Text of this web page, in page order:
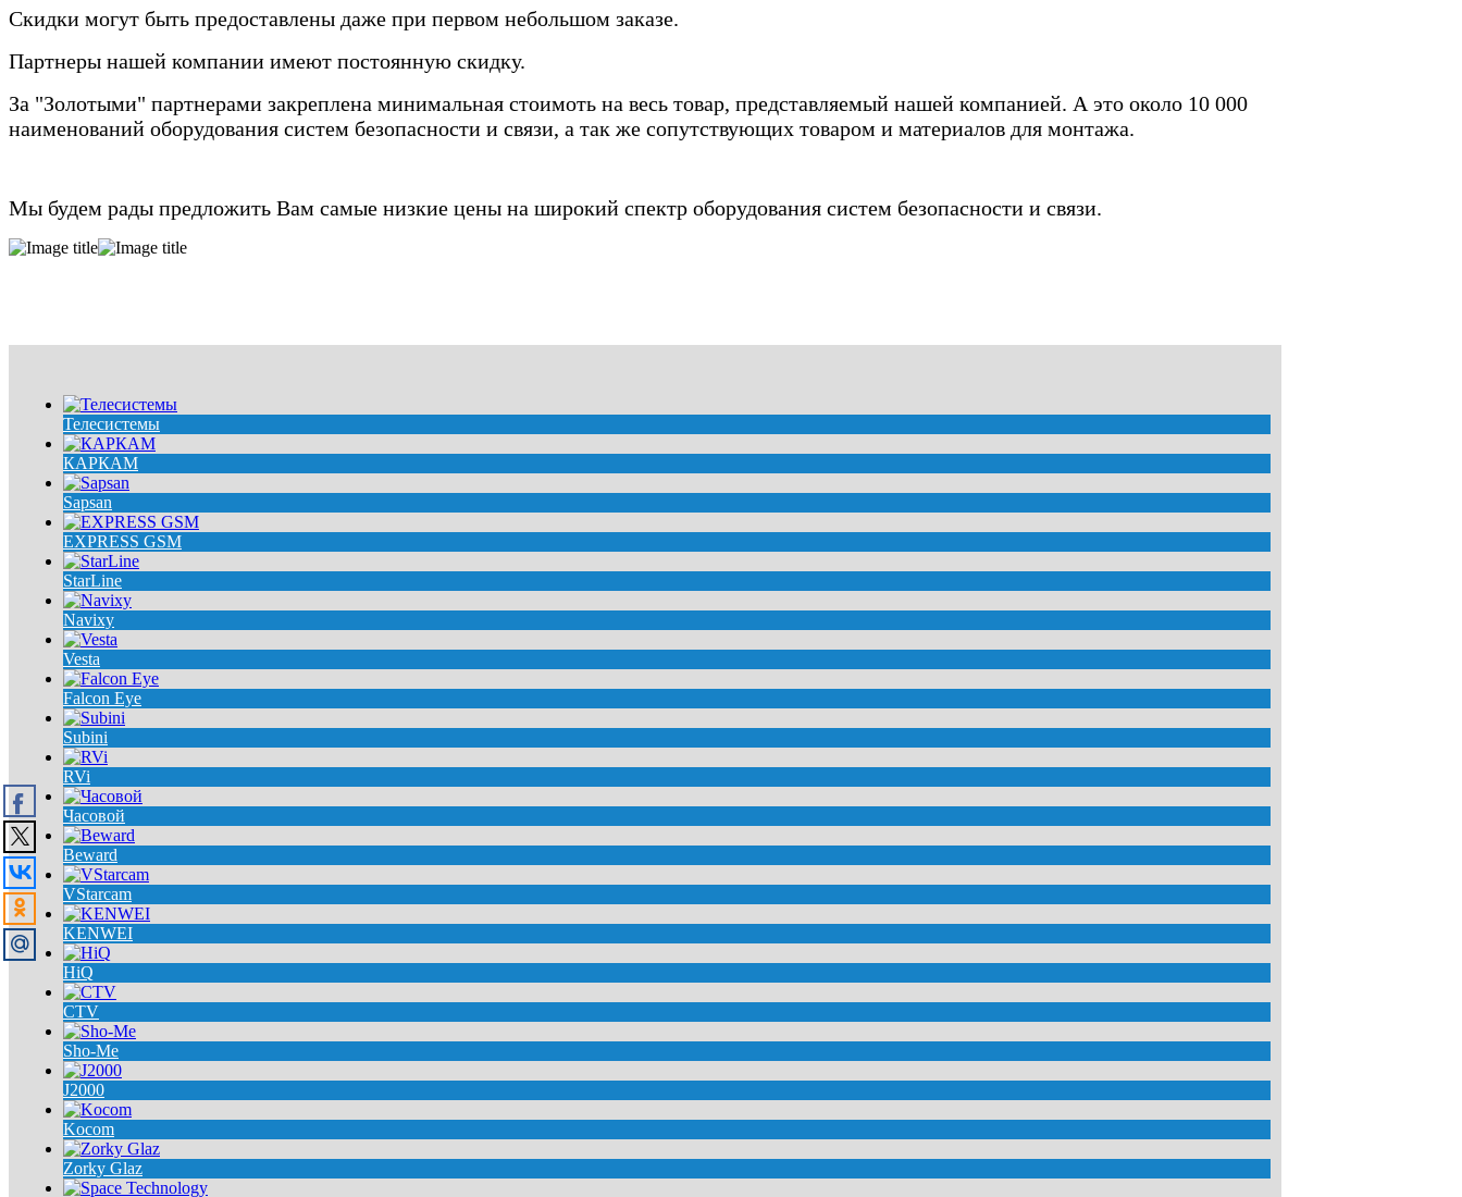
Скидки могут быть предоставлены даже при первом небольшом заказе.
Партнеры нашей компании имеют постоянную скидку.
За "Золотыми" партнерами закреплена минимальная стоимоть на весь товар, представляемый нашей компанией. А это около 10 000
наименований оборудования систем безопасности и связи, а так же сопутствующих товаром и материалов для монтажа.
Мы будем рады предложить Вам самые низкие цены на широкий спектр оборудования систем безопасности и связи.
Телесистемы
КАРКАМ
Sapsan
EXPRESS GSM
StarLine
Navixy
Vesta
Falcon Eye
Subini
RVi
Часовой
Beward
VStarcam
KENWEI
HiQ
CTV
Sho-Me
J2000
Kocom
Zorky Glaz